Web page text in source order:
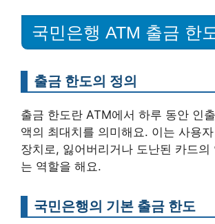
국민은행 ATM 출금 한
출금 한도의 정의
출금 한도란 ATM에서 하루 동안 인
액의 최대치를 의미해요. 이는 사용
장치로, 잃어버리거나 도난된 카드의
는 역할을 해요.
국민은행의 기본 출금 한도